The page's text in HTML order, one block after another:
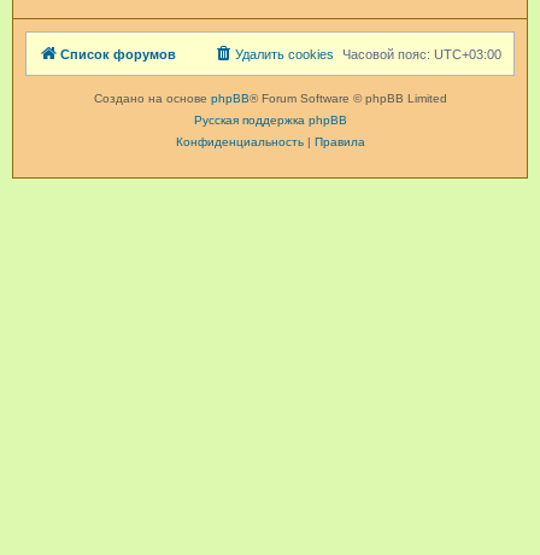
Список форумов Часовой пояс: UTC+03:00
Удалить cookies
Создано на основе phpBB® Forum Software © phpBB Limited
Русская поддержка phpBB
Конфиденциальность| Правила